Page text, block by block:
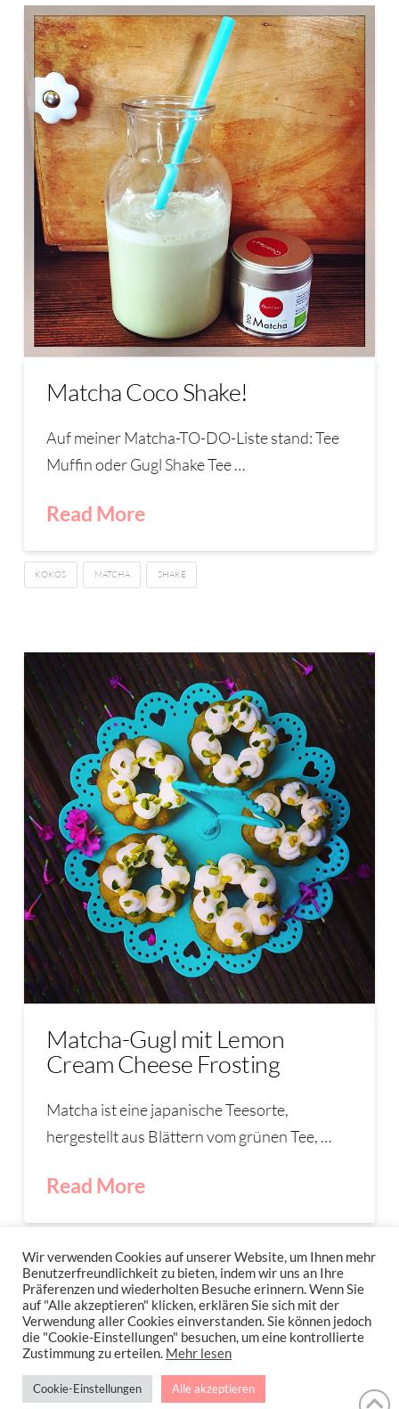
Matcha Coco Shake!
Auf meiner Matcha-TO-DO-Liste stand: Tee
Muffin oder Gugl Shake Tee …
Read More
KOKOS MATCHA SHAKE
Matcha-Gugl mit Lemon
Cream Cheese Frosting
Matcha ist eine japanische Teesorte,
hergestellt aus Blättern vom grünen Tee, …
Read More
IMPRESSUM
DATENSCHUTZERKLÄRUNG
NEWSLETTER DATENSCHUTZRICHTLINIEN
Stressfrei Und Gesund Genießen Mit Petra Hola-Schneider! Low Carb,
Gesund Leben, Abnehmen, Zuckerfrei Backen, Reisen & Ausgehen Uvm.
!
Wir verwenden Cookies auf unserer Website, um Ihnen mehr
Benutzerfreundlichkeit zu bieten, indem wir uns an Ihre
Präferenzen und wiederholten Besuche erinnern. Wenn Sie
auf "Alle akzeptieren" klicken, erklären Sie sich mit der
Verwendung aller Cookies einverstanden. Sie können jedoch
die "Cookie-Einstellungen" besuchen, um eine kontrollierte
Zustimmung zu erteilen. Mehr lesen
Cookie-Einstellungen Alle akzeptieren